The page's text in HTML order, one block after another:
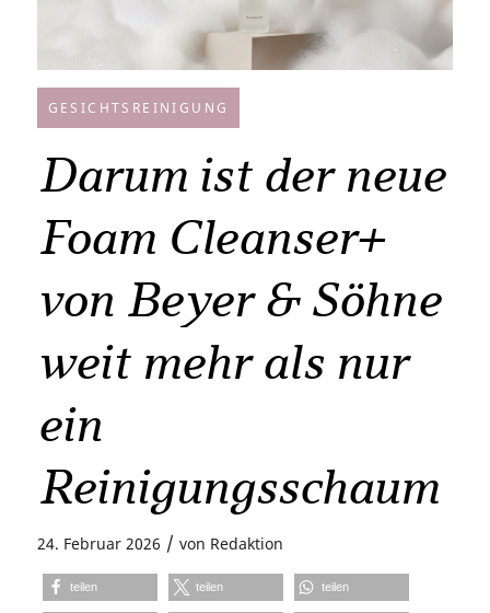
GESICHTSREINIGUNG
Darum ist der neue
Foam Cleanser+
von Beyer & Söhne
weit mehr als nur
ein
Reinigungsschaum
24. Februar 2026 / von Redaktion
teilen teilen teilen